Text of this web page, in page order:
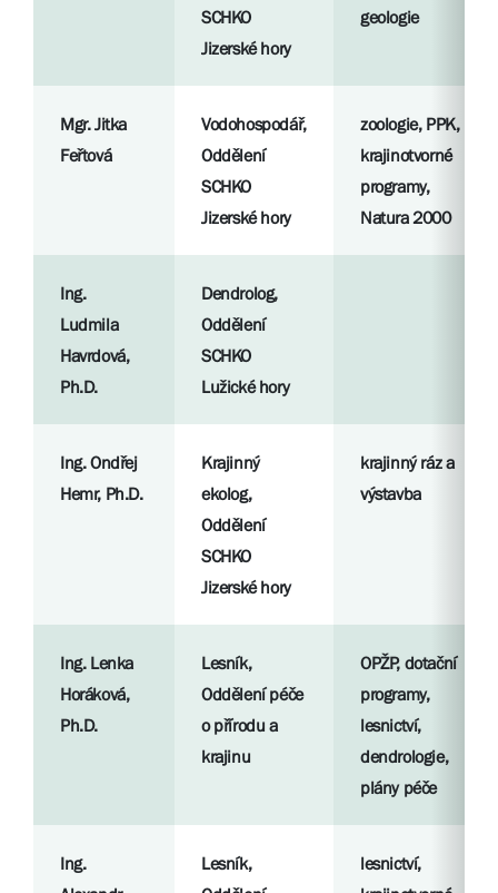
SCHKO
Jizerské hory
geologie
Mgr. Jitka
Feřtová
Vodohospodář,
Oddělení
SCHKO
Jizerské hory
zoologie, PPK,
krajinotvorné
programy,
Natura 2000
Ing.
Ludmila
Havrdová,
Ph.D.
Dendrolog,
Oddělení
SCHKO
Lužické hory
Ing. Ondřej
Hemr, Ph.D.
Krajinný
ekolog,
Oddělení
SCHKO
Jizerské hory
krajinný ráz a
výstavba
Ing. Lenka
Horáková,
Ph.D.
Lesník,
Oddělení péče
o přírodu a
krajinu
OPŽP, dotační
programy,
lesnictví,
dendrologie,
plány péče
Ing.
Lesník,
lesnictví,